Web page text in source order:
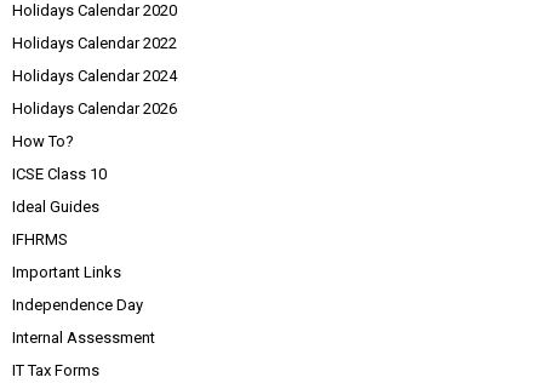
Holidays Calendar 2020
Holidays Calendar 2022
Holidays Calendar 2024
Holidays Calendar 2026
How To?
ICSE Class 10
Ideal Guides
IFHRMS
Important Links
Independence Day
Internal Assessment
IT Tax Forms